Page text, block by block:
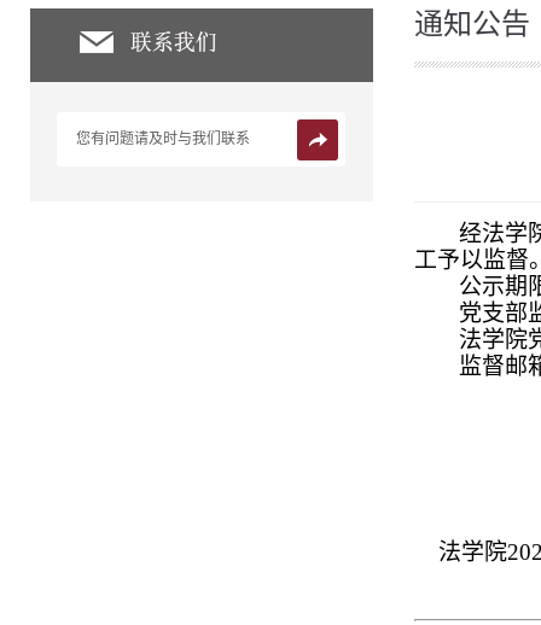
您有问题请及时与我们联系
通知公告
经法学
工予以监督
公示期
党支部
法学院
监督邮
法学院